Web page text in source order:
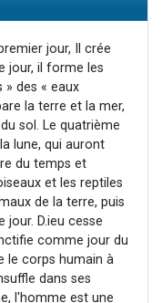
en groupe sur Zoom
2 personnes viennent de nous rejoindre sur WhatsApp
jour, Il crée
jour, il forme les
» des « eaux
la terre et la mer,
sol. Le quatrième
lune, qui auront
du temps et
et les reptiles
de la terre, puis
jour. D.ieu cesse
comme jour du
le corps humain à
dans ses
l'homme est une